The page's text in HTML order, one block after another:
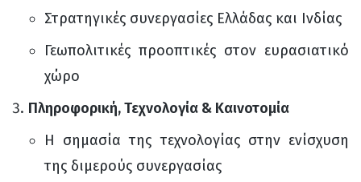
Στρατηγικές συνεργασίες Ελλάδας και Ινδίας
Γεωπολιτικές προοπτικές στον ευρασιατικό
χώρο
Πληροφορική, Τεχνολογία & Καινοτομία
Η σημασία της τεχνολογίας στην ενίσχυση
της διμερούς συνεργασίας